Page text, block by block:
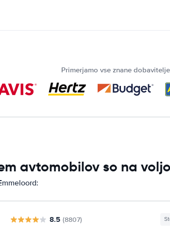
Primerjamo vse znane dobavitelje
avtomobilov so na
8.5 (8807)